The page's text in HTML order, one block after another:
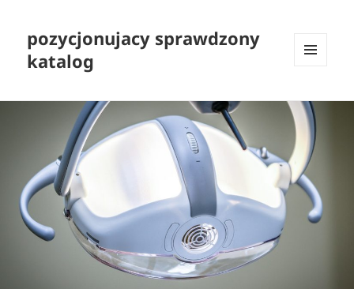
pozycjonujacy sprawdzony
katalog
WIDGETY